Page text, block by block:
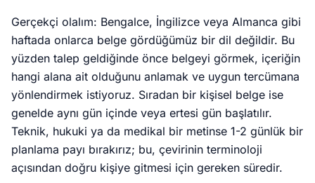
Gerçekçi olalım: Bengalce, İngilizce veya Almanca gibi
haftada onlarca belge gördüğümüz bir dil değildir. Bu
yüzden talep geldiğinde önce belgeyi görmek, içeriğin
hangi alana ait olduğunu anlamak ve uygun tercümana
yönlendirmek istiyoruz. Sıradan bir kişisel belge ise
genelde aynı gün içinde veya ertesi gün başlatılır.
Teknik, hukuki ya da medikal bir metinse 1-2 günlük bir
planlama payı bırakırız; bu, çevirinin terminoloji
açısından doğru kişiye gitmesi için gereken süredir.